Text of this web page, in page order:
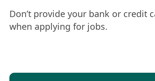
Don’t provide your bank or credit
when applying for jobs.